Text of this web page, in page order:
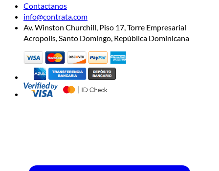
Contactanos
info@contrata.com
Av. Winston Churchill, Piso 17, Torre Empresarial
Acropolis, Santo Domingo, República Dominicana